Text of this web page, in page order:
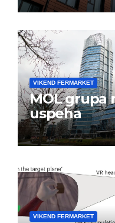
VIKEND FERMARKET
MOL grupa
uspeha
VIKEND FERMARKET